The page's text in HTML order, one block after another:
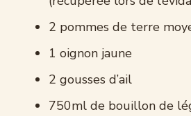
2 pommes de terre
1 oignon jaune
2 gousses d’ail
750ml de bouillon de